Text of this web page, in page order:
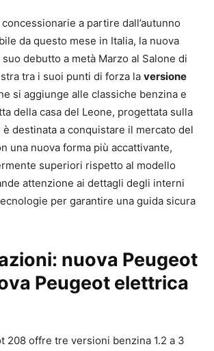
a partire dall’autunno
da questo mese in Italia, la nuova
debutto a metà Marzo al Salone di
tra i suoi punti di forza la versione
si aggiunge alle classiche benzina e
della casa del Leone, progettata sulla
è destinata a conquistare il mercato del
una nuova forma più accattivante,
superiori rispetto al modello
attenzione ai dettagli degli interni
per garantire una guida sicura
nuova Peugeot
Peugeot elettrica
208 offre tre versioni benzina 1.2 a 3